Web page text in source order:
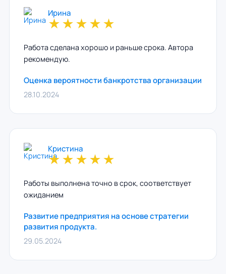
Ирина
★★★★★
Работа сделана хорошо и раньше срока. Автора
рекомендую.
Оценка вероятности банкротства организации
28.10.2024
Кристина
★★★★★
Работы выполнена точно в срок, соответствует
ожиданием
Развитие предприятия на основе стратегии
развития продукта.
29.05.2024